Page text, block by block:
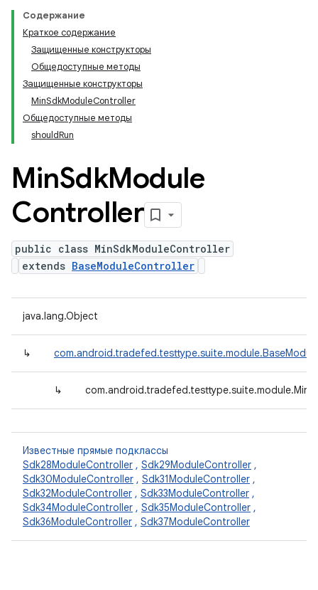
Содержание
Краткое содержание
Защищенные конструкторы
Общедоступные методы
Защищенные конструкторы
MinSdkModuleController
Общедоступные методы
shouldRun
MinSdkModule
Controller
public class MinSdkModuleController
extends BaseModuleController
java.lang.Object
↳
↳
Известные прямые подклассы
Sdk28ModuleController , Sdk29ModuleController ,
Sdk30ModuleController , Sdk31ModuleController ,
Sdk32ModuleController , Sdk33ModuleController ,
Sdk34ModuleController , Sdk35ModuleController ,
Sdk36ModuleController , Sdk37ModuleController